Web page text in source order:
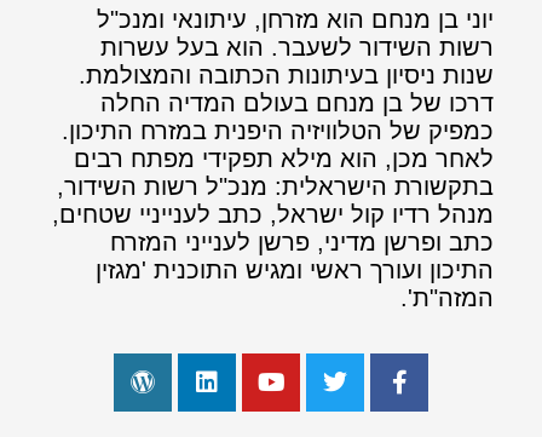
יוני בן מנחם הוא מזרחן, עיתונאי ומנכ"ל
רשות השידור לשעבר. הוא בעל עשרות
שנות ניסיון בעיתונות הכתובה והמצולמת.
דרכו של בן מנחם בעולם המדיה החלה
כמפיק של הטלוויזיה היפנית במזרח התיכון.
לאחר מכן, הוא מילא תפקידי מפתח רבים
בתקשורת הישראלית: מנכ"ל רשות השידור,
מנהל רדיו קול ישראל, כתב לענייניי שטחים,
כתב ופרשן מדיני, פרשן לענייני המזרח
התיכון ועורך ראשי ומגיש התוכנית 'מגזין
המזה"ת'.